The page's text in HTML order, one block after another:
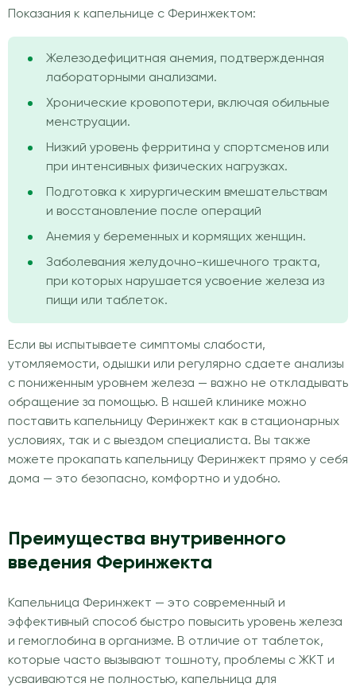
Показания к капельнице с Феринжектом:
Железодефицитная анемия, подтвержденная
лабораторными анализами.
Хронические кровопотери, включая обильные
менструации.
Низкий уровень ферритина у спортсменов или
при интенсивных физических нагрузках.
Подготовка к хирургическим вмешательствам
и восстановление после операций
Анемия у беременных и кормящих женщин.
Заболевания желудочно-кишечного тракта,
при которых нарушается усвоение железа из
пищи или таблеток.
Если вы испытываете симптомы слабости,
утомляемости, одышки или регулярно сдаете анализы
с пониженным уровнем железа — важно не откладывать
обращение за помощью. В нашей клинике можно
поставить капельницу Феринжект как в стационарных
условиях, так и с выездом специалиста. Вы также
можете прокапать капельницу Феринжект прямо у себя
дома — это безопасно, комфортно и удобно.
Преимущества внутривенного
введения Феринжекта
Капельница Феринжект — это современный и
эффективный способ быстро повысить уровень железа
и гемоглобина в организме. В отличие от таблеток,
которые часто вызывают тошноту, проблемы с ЖКТ и
усваиваются не полностью, капельница для